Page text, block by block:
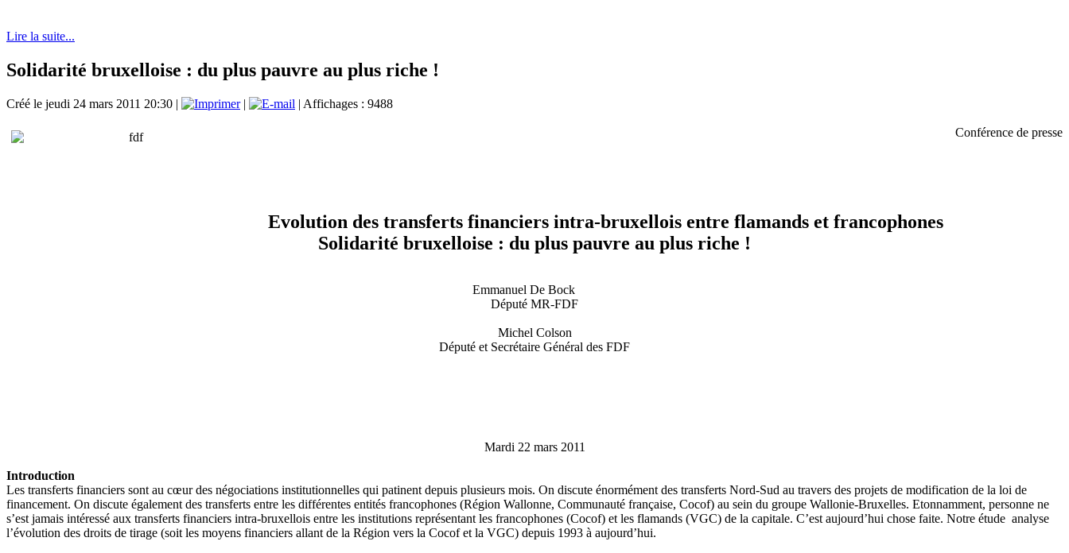
Lire la suite...
Solidarité bruxelloise : du plus pauvre au plus riche !
Créé le jeudi 24 mars 2011 20:30 | | | Affichages : 9488
Conférence de presse
Evolution des transferts financiers intra-bruxellois entre flamands et francophones
Solidarité bruxelloise : du plus pauvre au plus riche !
Emmanuel De Bock
Député MR-FDF
Michel Colson
Député et Secrétaire Général des FDF
Mardi 22 mars 2011
Introduction
Les transferts financiers sont au cœur des négociations institutionnelles qui patinent depuis plusieurs mois. On discute énormément des transferts Nord-Sud au travers des projets de modification de la loi de
financement. On discute également des transferts entre les différentes entités francophones (Région Wallonne, Communauté française, Cocof) au sein du groupe Wallonie-Bruxelles. Etonnamment, personne ne
s’est jamais intéressé aux transferts financiers intra-bruxellois entre les institutions représentant les francophones (Cocof) et les flamands (VGC) de la capitale. C’est aujourd’hui chose faite. Notre étude analyse
l’évolution des droits de tirage (soit les moyens financiers allant de la Région vers la Cocof et la VGC) depuis 1993 à aujourd’hui.